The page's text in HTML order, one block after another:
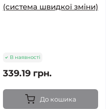
(система швидкої зміни)
В наявності
339.19 грн.
До кошика